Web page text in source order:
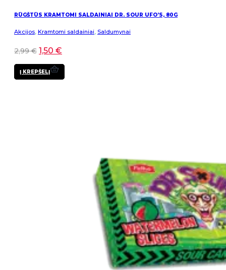
RŪGŠTŪS KRAMTOMI SALDAINIAI DR. SOUR UFO’S, 80G
Akcijos, Kramtomi saldainiai, Saldumynai
2,99€ 1,50 €
Į KREPŠELĮ